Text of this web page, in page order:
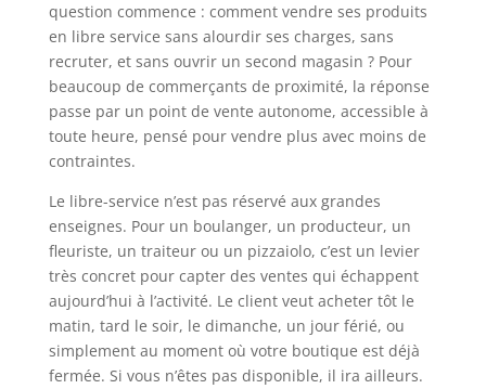
question commence : comment vendre ses produits
en libre service sans alourdir ses charges, sans
recruter, et sans ouvrir un second magasin ? Pour
beaucoup de commerçants de proximité, la réponse
passe par un point de vente autonome, accessible à
toute heure, pensé pour vendre plus avec moins de
contraintes.
Le libre-service n’est pas réservé aux grandes
enseignes. Pour un boulanger, un producteur, un
fleuriste, un traiteur ou un pizzaiolo, c’est un levier
très concret pour capter des ventes qui échappent
aujourd’hui à l’activité. Le client veut acheter tôt le
matin, tard le soir, le dimanche, un jour férié, ou
simplement au moment où votre boutique est déjà
fermée. Si vous n’êtes pas disponible, il ira ailleurs.